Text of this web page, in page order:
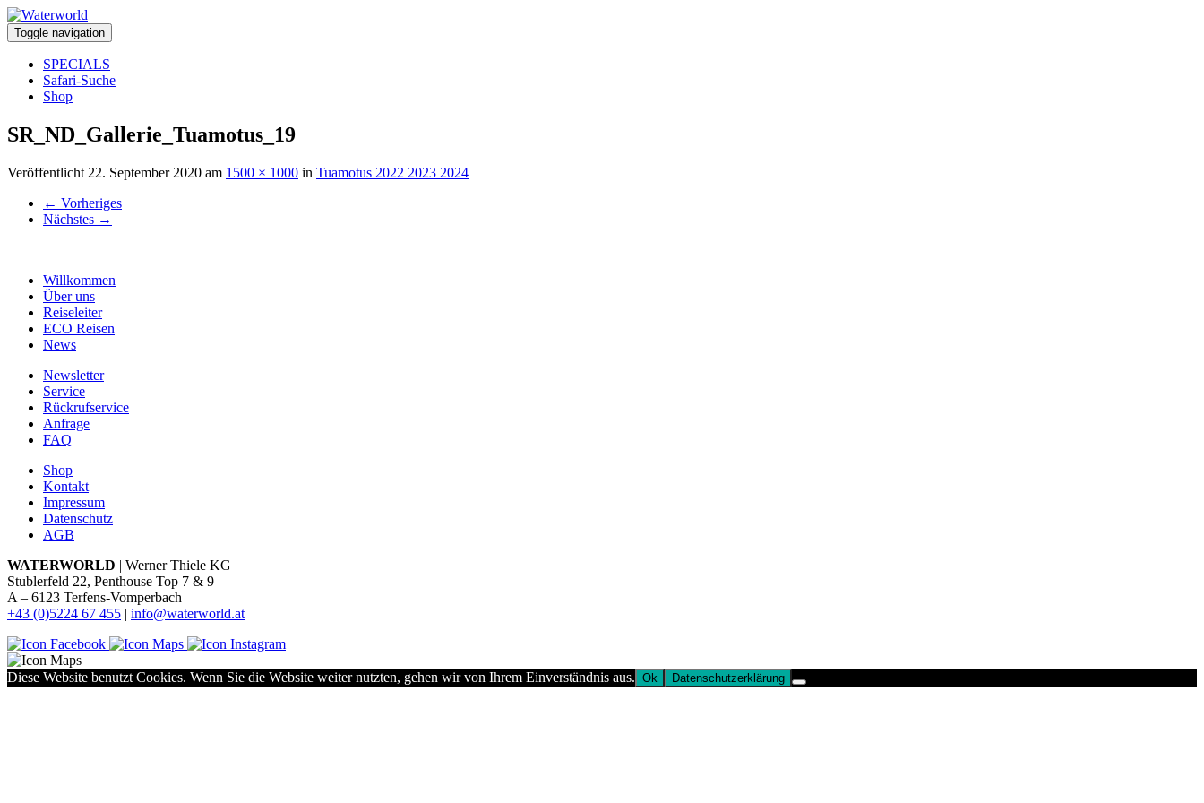
Toggle navigation
SPECIALS
Safari-Suche
Shop
SR_ND_Gallerie_Tuamotus_19
Veröffentlicht 22. September 2020 am 1500 × 1000 in Tuamotus 2022 2023 2024
← Vorheriges
Nächstes →
Willkommen
Über uns
Reiseleiter
ECO Reisen
News
Newsletter
Service
Rückrufservice
Anfrage
FAQ
Shop
Kontakt
Impressum
Datenschutz
AGB
WATERWORLD | Werner Thiele KG
Stublerfeld 22, Penthouse Top 7 & 9
A – 6123 Terfens-Vomperbach
+43 (0)5224 67 455 | info@waterworld.at
Diese Website benutzt Cookies. Wenn Sie die Website weiter nutzten, gehen wir von Ihrem Einverständnis aus. Ok Datenschutzerklärung